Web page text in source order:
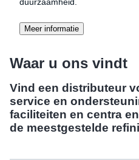
duurzaamheid.
Meer informatie
Waar u ons vindt
Vind een distributeur
service en
faciliteiten en centra
de meestgestelde